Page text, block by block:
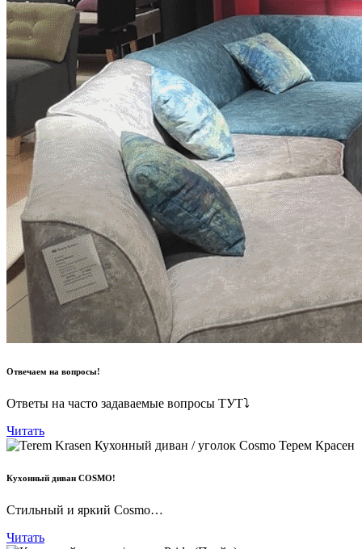
Отвечаем на вопросы!
Ответы на часто задаваемые вопросы ТУТ⤵
Читать
Кухонный диван COSMO!
Стильный и яркий Cosmo…
Читать